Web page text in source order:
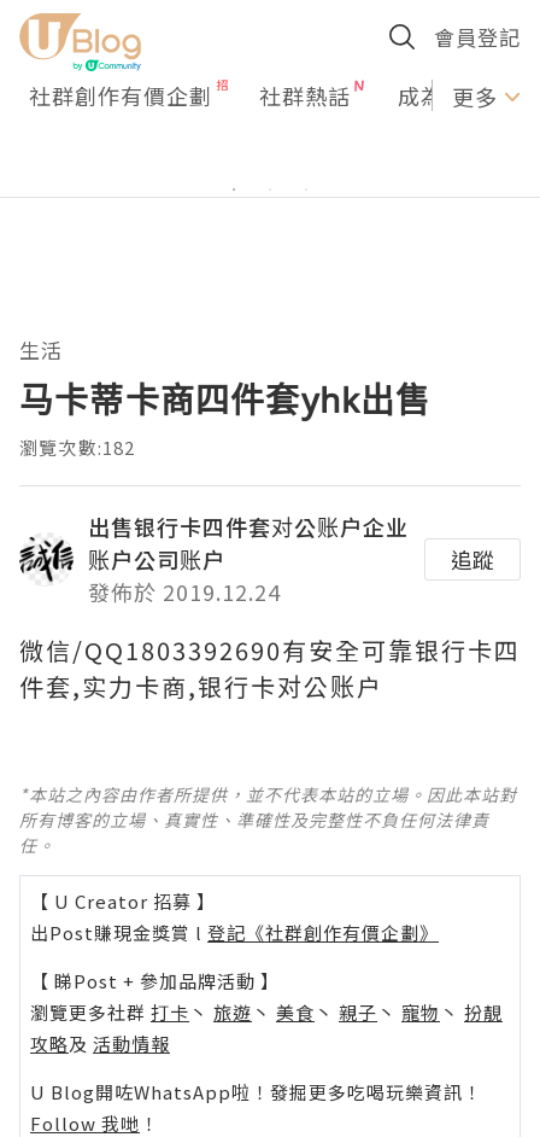
會員登記
社群創作有價企劃 社群熱話 成為U更多
生活
马卡蒂卡商四件套yhk出售
瀏覽次數:182
出售银行卡四件套对公账户企业
账户公司账户
發佈於 2019.12.24
追蹤
微信/QQ1803392690有安全可靠银行卡四
件套,实力卡商,银行卡对公账户
*本站之內容由作者所提供，並不代表本站的立場。因此本站對
所有博客的立場、真實性、準確性及完整性不負任何法律責
任。
【 U Creator 招募 】
出Post賺現金獎賞 l 登記《社群創作有價企劃》
【 睇Post + 參加品牌活動 】
瀏覽更多社群 打卡 丶 旅遊 丶 美食 丶 親子 丶 寵物 丶 扮靚
攻略及 活動情報
U Blog開咗WhatsApp啦！發掘更多吃喝玩樂資訊！
Follow 我哋 ！